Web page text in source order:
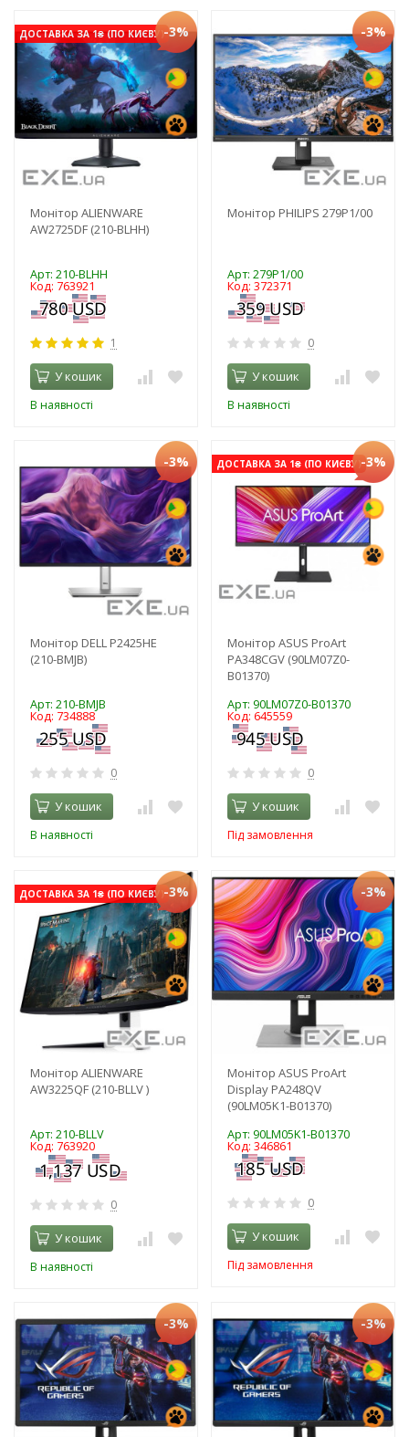
ДОСТАВКА ЗА 1₴ (ПО КИЄВУ)-3%
Монітор ALIENWARE
AW2725DF (210-BLHH)
Арт: 210-BLHH
Код: 763921
1
У кошик
В наявності
-3%
Монітор PHILIPS 279P1/00
Арт: 279P1/00
Код: 372371
0
У кошик
В наявності
-3%
Монітор DELL P2425HE
(210-BMJB)
Арт: 210-BMJB
Код: 734888
0
У кошик
В наявності
ДОСТАВКА ЗА 1₴ (ПО КИЄВУ)-3%
Монітор ASUS ProArt
PA348CGV (90LM07Z0-
B01370)
Арт: 90LM07Z0-B01370
Код: 645559
0
У кошик
Під замовлення
ДОСТАВКА ЗА 1₴ (ПО КИЄВУ)-3%
Монітор ALIENWARE
AW3225QF (210-BLLV )
Арт: 210-BLLV
Код: 763920
0
У кошик
В наявності
-3%
Монітор ASUS ProArt
Display PA248QV
(90LM05K1-B01370)
Арт: 90LM05K1-B01370
Код: 346861
0
У кошик
Під замовлення
-3% -3%